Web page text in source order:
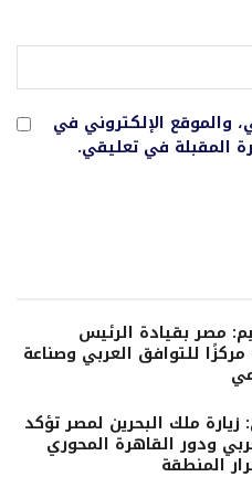
والموقع الإلكتروني في
المقبلة في تعليقي.
مصر بقيادة الرئيس
للتوافق العربي وصناعة
زيارة ملك البحرين لمصر تؤكد
ودور القاهرة المحوري
المنطقة